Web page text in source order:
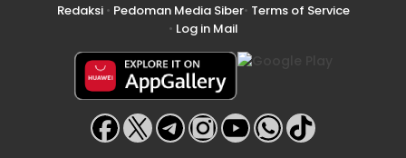
Redaksi• Pedoman Media Siber• Terms of Service
• Log in Mail